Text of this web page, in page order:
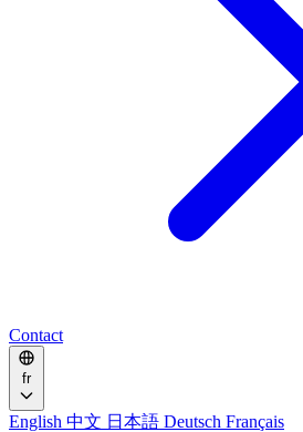
Contact
fr
English 中文 日本語 Deutsch Français